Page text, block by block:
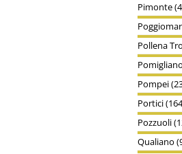
Pimonte
Pollena
Pompei
Portici
Pozzuoli
Qualiano